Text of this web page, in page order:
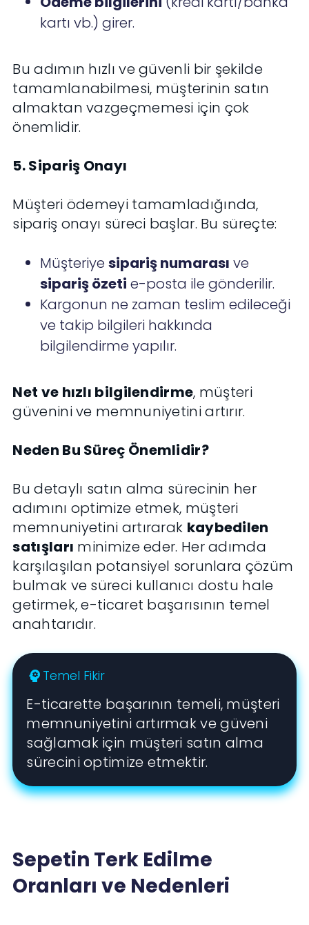
kartı vb.) girer.
Bu adımın hızlı ve güvenli bir şekilde
tamamlanabilmesi, müşterinin satın
almaktan vazgeçmemesi için çok
önemlidir.
5. Sipariş Onayı
Müşteri ödemeyi tamamladığında,
sipariş onayı süreci başlar. Bu süreçte:
Müşteriyesipariş numarası ve
sipariş özeti e-posta ile gönderilir.
Kargonun ne zaman teslim edileceği
ve takip bilgileri hakkında
bilgilendirme yapılır.
Net ve hızlı bilgilendirme, müşteri
güvenini ve memnuniyetini artırır.
Neden Bu Süreç Önemlidir?
Bu detaylı satın alma sürecinin her
adımını optimize etmek, müşteri
memnuniyetini artırarak kaybedilen
satışları minimize eder. Her adımda
karşılaşılan potansiyel sorunlara çözüm
bulmak ve süreci kullanıcı dostu hale
getirmek, e-ticaret başarısının temel
anahtarıdır.
psychology Temel Fikir
E-ticarette başarının temeli, müşteri
memnuniyetini artırmak ve güveni
sağlamak için müşteri satın alma
sürecini optimize etmektir.
Sepetin Terk Edilme
Oranları ve Nedenleri